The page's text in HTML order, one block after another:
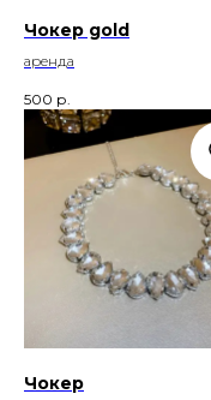
Чокер gold
аренда
500 р.
Чокер